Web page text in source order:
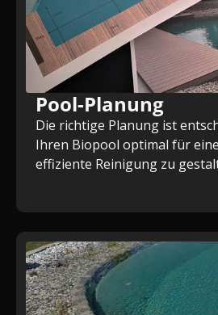
paar Jahren veraltet zu sein.
Pool-Planung
Die richtige Planung ist
Ihren Biopool optimal für
effiziente Reinigung zu